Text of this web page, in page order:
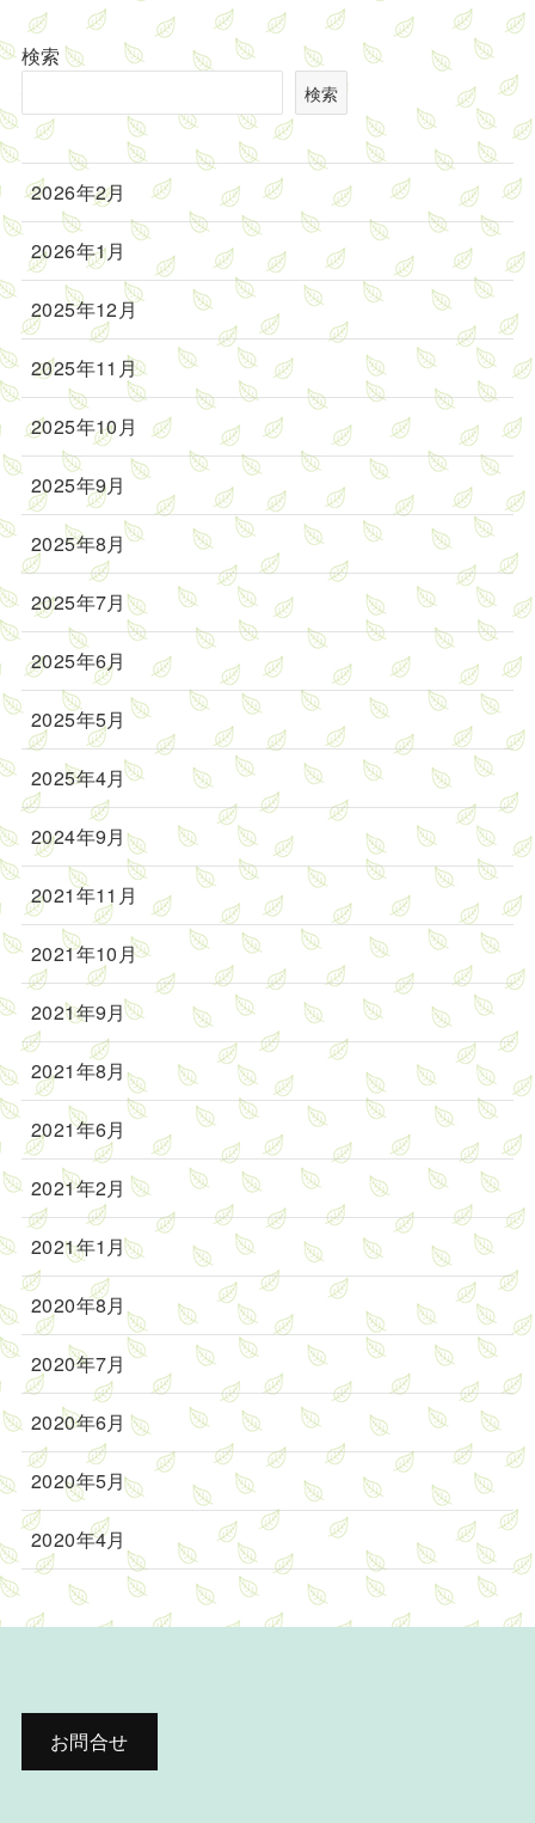
検索
検索
2026年2月
2026年1月
2025年12月
2025年11月
2025年10月
2025年9月
2025年8月
2025年7月
2025年6月
2025年5月
2025年4月
2024年9月
2021年11月
2021年10月
2021年9月
2021年8月
2021年6月
2021年2月
2021年1月
2020年8月
2020年7月
2020年6月
2020年5月
2020年4月
お問合せ